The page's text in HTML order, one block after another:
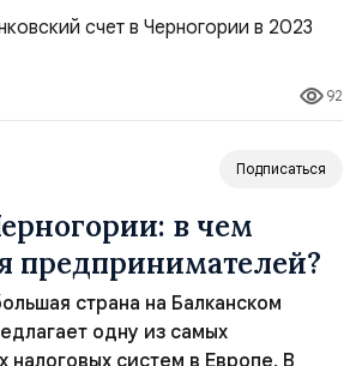
в Черногории для иностранцев было
было прийти в любое
банка с заграничным паспортом и
оформить все необходимые
сейчас правительство Черногории
92
Подписаться
в чем
предпринимателей?
страна на Балканском
одну из самых
налоговых систем в Европе. В